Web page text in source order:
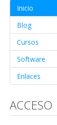
Inicio
Blog
Cursos
Software
Enlaces
ACCESO